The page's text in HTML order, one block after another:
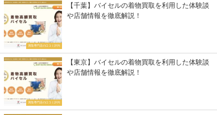
買取専門店の口コミ評判
【千葉】バイセルの着物買取を利用した体験談
や店舗情報を徹底解説！
買取専門店の口コミ評判
【東京】バイセルの着物買取を利用した体験談
や店舗情報を徹底解説！